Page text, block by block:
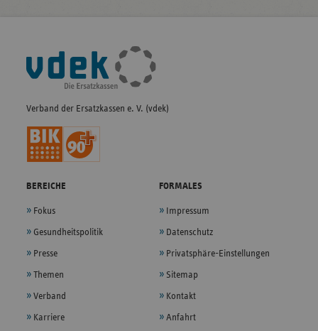
Fußleisten-
Navigation
Verband der Ersatzkassen e. V. (vdek)
BEREICHE
Fokus
Gesundheitspolitik
Presse
Themen
Verband
Karriere
FORMALES
Impressum
Datenschutz
Privatsphäre-Einstellungen
Sitemap
Kontakt
Anfahrt